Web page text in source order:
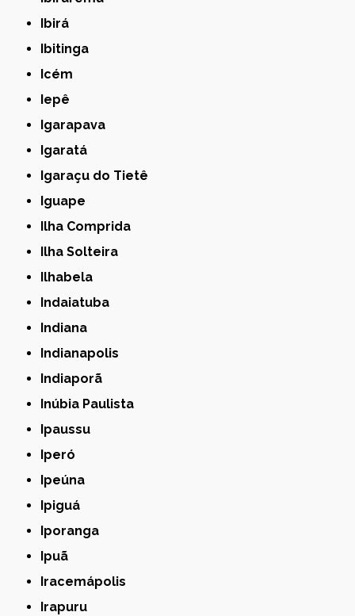
Ibirá
Ibitinga
Icém
Iepê
Igarapava
Igaratá
Igaraçu do Tietê
Iguape
Ilha Comprida
Ilha Solteira
Ilhabela
Indaiatuba
Indiana
Indianapolis
Indiaporã
Inúbia Paulista
Ipaussu
Iperó
Ipeúna
Ipiguá
Iporanga
Ipuã
Iracemápolis
Irapuru